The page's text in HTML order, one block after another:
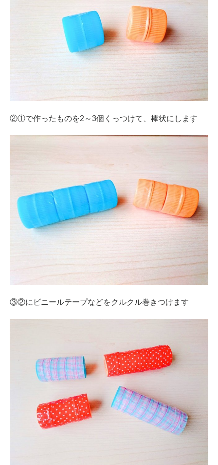
②①で作ったものを2～3個くっつけて、棒状にします
③②にビニールテープなどをクルクル巻きつけます